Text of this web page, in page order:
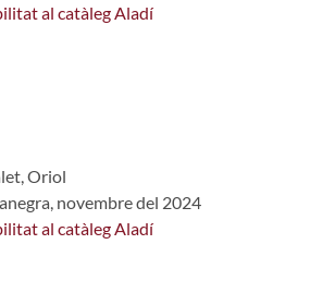
al catàleg Aladí
Oriol
novembre del 2024
al catàleg Aladí